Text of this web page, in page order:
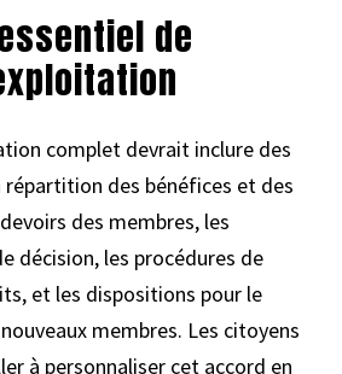
de
complet devrait inclure des
des bénéfices et des
des membres, les
décision, les procédures de
et les dispositions pour le
membres. Les citoyens
à personnaliser cet accord en